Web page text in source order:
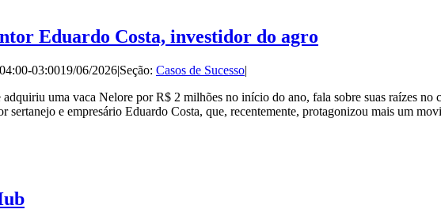
Eduardo Costa, investidor do agro
03:0019/06/2026|Seção: Casos de Sucesso|
adquiriu uma vaca Nelore por R$ 2 milhões no início do ano, fala sobre suas raízes
sertanejo e empresário Eduardo Costa, que, recentemente, protagonizou mais um